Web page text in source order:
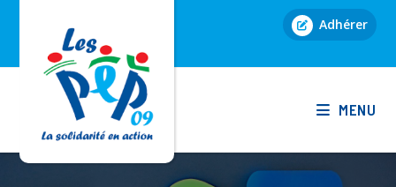
Adhérer
MENU